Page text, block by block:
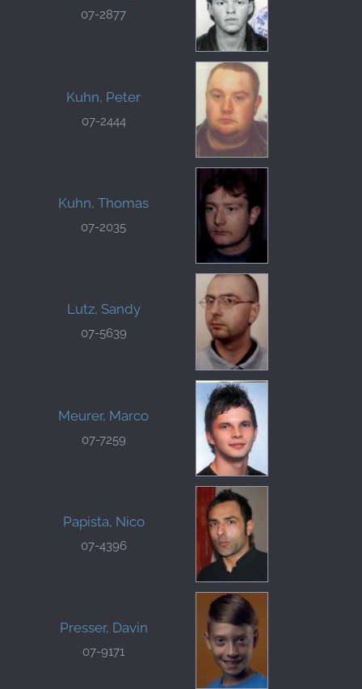
07-2877
Kuhn, Peter
07-2444
Kuhn, Thomas
07-2035
Lutz, Sandy
07-5639
Meurer, Marco
07-7259
Papista, Nico
07-4396
Presser, Davin
07-9171